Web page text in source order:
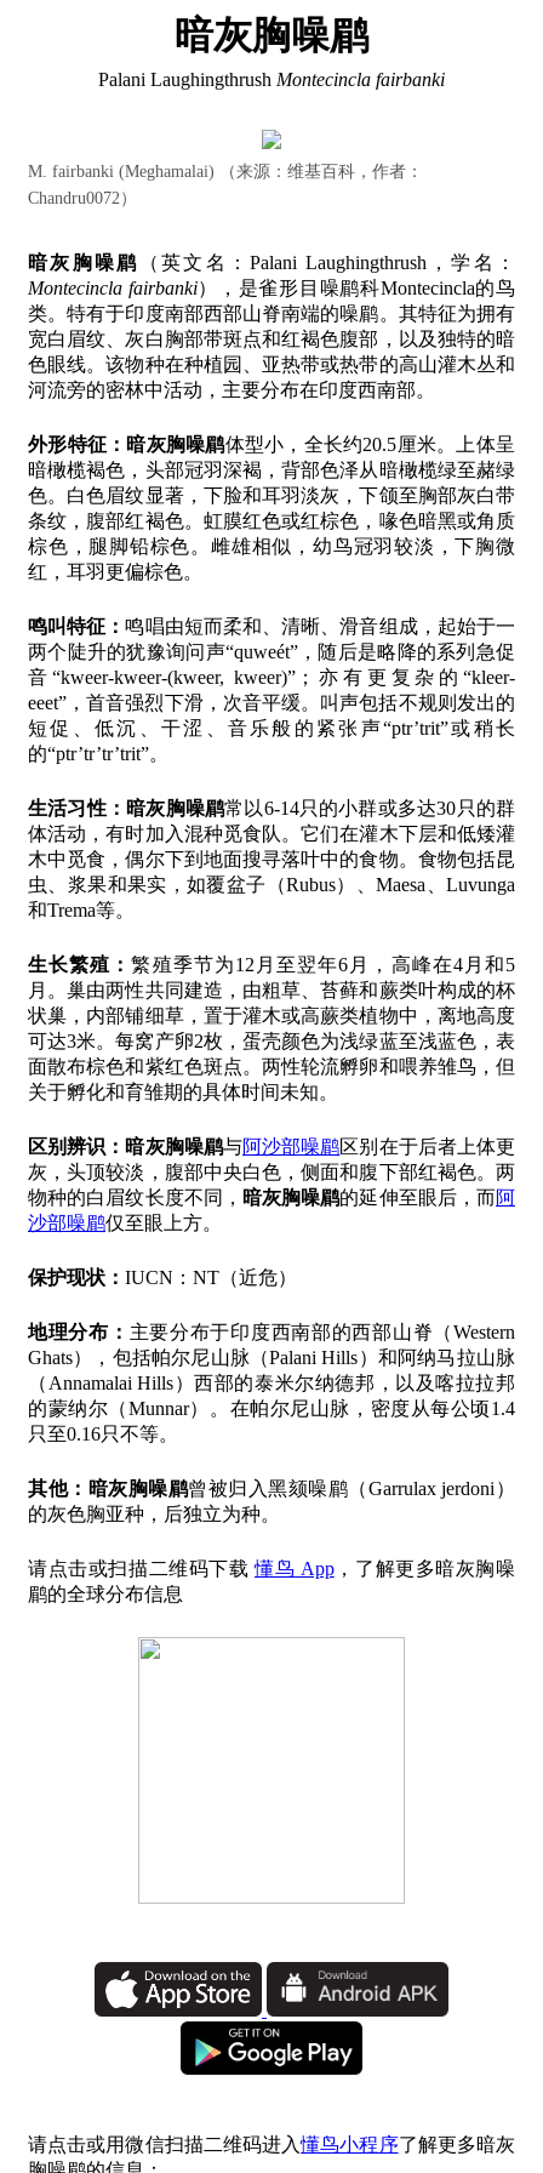
暗灰胸噪鹛
Palani Laughingthrush Montecincla fairbanki
M. fairbanki (Meghamalai) （来源：维基百科，作者：
Chandru0072）
暗灰胸噪鹛 （英文名：Palani Laughingthrush，学名：
Montecincla fairbanki），是雀形目噪鹛科Montecincla的鸟
类。特有于印度南部西部山脊南端的噪鹛。其特征为拥有
宽白眉纹、灰白胸部带斑点和红褐色腹部，以及独特的暗
色眼线。该物种在种植园、亚热带或热带的高山灌木丛和
河流旁的密林中活动，主要分布在印度西南部。
外形特征： 暗灰胸噪鹛体型小，全长约20.5厘米。上体呈
暗橄榄褐色，头部冠羽深褐，背部色泽从暗橄榄绿至赭绿
色。白色眉纹显著，下脸和耳羽淡灰，下颌至胸部灰白带
条纹，腹部红褐色。虹膜红色或红棕色，喙色暗黑或角质
棕色，腿脚铅棕色。雌雄相似，幼鸟冠羽较淡，下胸微
红，耳羽更偏棕色。
鸣叫特征：鸣唱由短而柔和、清晰、滑音组成，起始于一
两个陡升的犹豫询问声“quweét”，随后是略降的系列急促
音“kweer-kweer-(kweer, kweer)”；亦有更复杂的“kleer-
eeet”，首音强烈下滑，次音平缓。叫声包括不规则发出的
短促、低沉、干涩、音乐般的紧张声“ptr’trit”或稍长
的“ptr’tr’tr’trit”。
生活习性： 暗灰胸噪鹛常以6-14只的小群或多达30只的群
体活动，有时加入混种觅食队。它们在灌木下层和低矮灌
木中觅食，偶尔下到地面搜寻落叶中的食物。食物包括昆
虫、浆果和果实，如覆盆子（Rubus）、Maesa、Luvunga
和Trema等。
生长繁殖：繁殖季节为12月至翌年6月，高峰在4月和5
月。巢由两性共同建造，由粗草、苔藓和蕨类叶构成的杯
状巢，内部铺细草，置于灌木或高蕨类植物中，离地高度
可达3米。每窝产卵2枚，蛋壳颜色为浅绿蓝至浅蓝色，表
面散布棕色和紫红色斑点。两性轮流孵卵和喂养雏鸟，但
关于孵化和育雏期的具体时间未知。
区别辨识： 暗灰胸噪鹛与阿沙部噪鹛区别在于后者上体更
灰，头顶较淡，腹部中央白色，侧面和腹下部红褐色。两
物种的白眉纹长度不同， 暗灰胸噪鹛的延伸至眼后，而阿
沙部噪鹛仅至眼上方。
保护现状： IUCN：NT（近危）
地理分布： 主要分布于印度西南部的西部山脊（Western
Ghats），包括帕尔尼山脉（Palani Hills）和阿纳马拉山脉
（Annamalai Hills）西部的泰米尔纳德邦，以及喀拉拉邦
的蒙纳尔（Munnar）。在帕尔尼山脉，密度从每公顷1.4
只至0.16只不等。
其他： 暗灰胸噪鹛曾被归入黑颏噪鹛（Garrulax jerdoni）
的灰色胸亚种，后独立为种。
请点击或扫描二维码下载懂鸟 App，了解更多暗灰胸噪
鹛的全球分布信息
请点击或用微信扫描二维码进入懂鸟小程序了解更多暗灰